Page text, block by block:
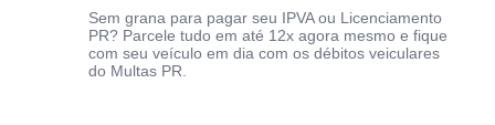
Sem grana para pagar seu IPVA ou Licenciamento
PR? Parcele tudo em até 12x agora mesmo e fique
com seu veículo em dia com os débitos veiculares
do Multas PR.